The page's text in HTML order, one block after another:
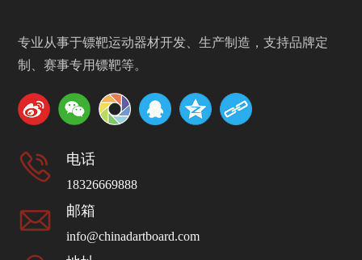
专业从事于镖靶运动器材开发、生产制造，支持品牌定
制、赛事专用镖靶等。
电话
18326669888
邮箱
info@chinadartboard.com